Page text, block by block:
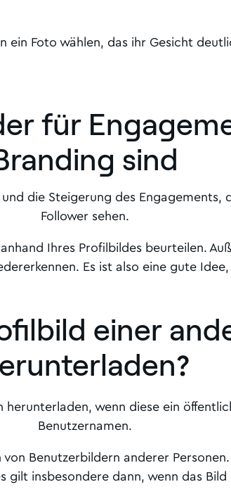
ein Foto wählen, das ihr Gesicht
für
sind
die Steigerung des Engagements,
Follower sehen.
Ihres Profilbildes beurteilen.
Es ist also eine gute
einer
?
wenn diese ein
Benutzernamen.
Benutzerbildern anderer
gilt insbesondere dann, wenn das